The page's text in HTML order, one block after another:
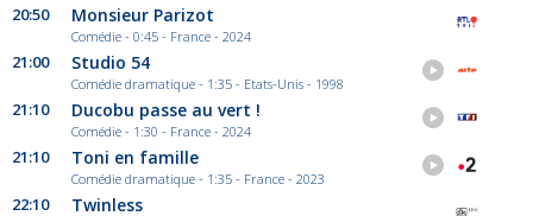
20:50 Monsieur Parizot
Comédie - 0:45 - France - 2024
21:00 Studio 54
Comédie dramatique - 1:35 - Etats-Unis - 1998
21:10 Ducobu passe au vert !
Comédie - 1:30 - France - 2024
21:10 Toni en famille
Comédie dramatique - 1:35 - France - 2023
22:10 Twinless